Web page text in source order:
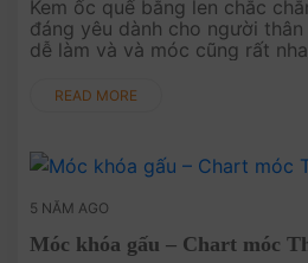
Kem ốc quế bằng len chắc
đáng yêu dành cho người
dễ làm và và móc cũng rất
READ MORE
5 NĂM AGO
Móc khóa gấu – Chart móc